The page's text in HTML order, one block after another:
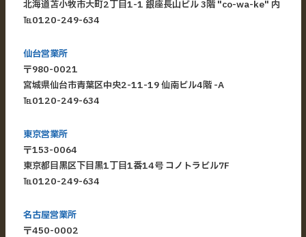
北海道苫小牧市大町2丁目1-1 銀座長山ビル 3階 "co-wa-ke" 内
℡0120-249-634
仙台営業所
〒980-0021
宮城県仙台市青葉区中央2-11-19 仙南ビル4階 -A
℡0120-249-634
東京営業所
〒153-0064
東京都目黒区下目黒1丁目1番14号 コノトラビル7F
℡0120-249-634
名古屋営業所
〒450-0002